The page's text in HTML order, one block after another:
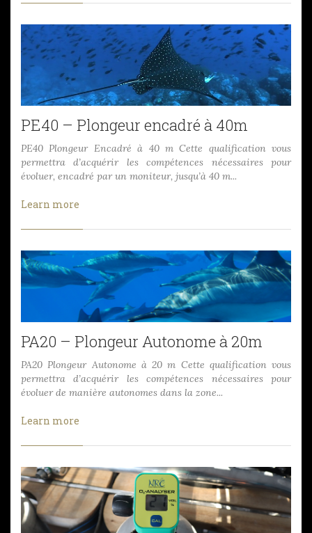
PE40 – Plongeur encadré à 40m
PE40 Plongeur Encadré à 40 m Cette qualification vous
permettra d’acquérir les compétences nécessaires pour
évoluer, encadré par un moniteur, jusqu’à 40 m...
Learn more
PA20 – Plongeur Autonome à 20m
PA20 Plongeur Autonome à 20 m Cette qualification vous
permettra d’acquérir les compétences nécessaires pour
évoluer de manière autonomes dans la zone...
Learn more